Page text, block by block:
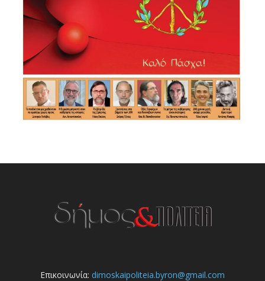
Επικοινωνία: dimoskaipoliteia.byron@gmail.com